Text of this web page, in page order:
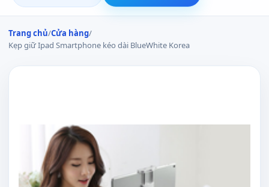
Trang chủ/Cửa hàng/
Kẹp giữ Ipad Smartphone kéo dài BlueWhite Korea